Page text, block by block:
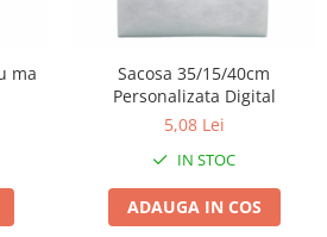
ma
Sacosa 35/15/40cm
Personalizata Digital
5,08 Lei
IN STOC
ADAUGA IN COS